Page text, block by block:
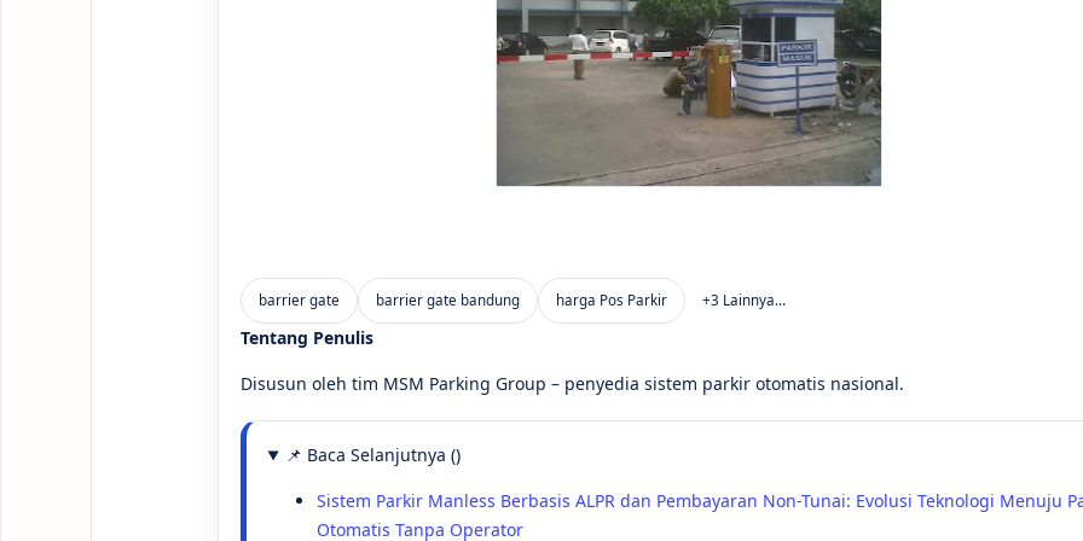
Tentang Penulis
Disusun oleh tim MSM Parking Group – penyedia sistem parkir otomatis nasional.
📌 Baca Selanjutnya ()
Sistem Parkir Manless Berbasis ALPR dan Pembayaran Non-Tunai: Evolusi Teknologi Menuju
Otomatis Tanpa Operator